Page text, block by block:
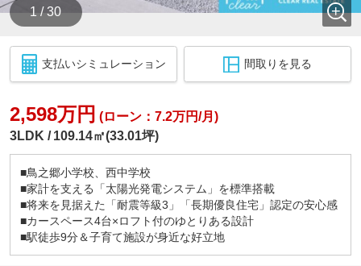
1 / 30
支払いシミュレーション 間取りを見る
2,598万円 (ローン：7.2万円/月)
3LDK
109.14㎡(33.01坪)
■鳥之郷小学校、西中学校
■家計を支える「太陽光発電システム」を標準搭載
■将来を見据えた「耐震等級3」「長期優良住宅」認定の安心感
■カースペース4台×ロフト付のゆとりある設計
■駅徒歩9分＆子育て施設が身近な好立地